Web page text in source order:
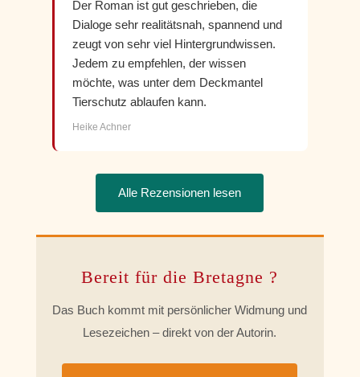
Der Roman ist gut geschrieben, die
Dialoge sehr realitätsnah, spannend und
zeugt von sehr viel Hintergrundwissen.
Jedem zu empfehlen, der wissen
möchte, was unter dem Deckmantel
Tierschutz ablaufen kann.
Heike Achner
Alle Rezensionen lesen
Bereit für die Bretagne ?
Das Buch kommt mit persönlicher Widmung und
Lesezeichen – direkt von der Autorin.